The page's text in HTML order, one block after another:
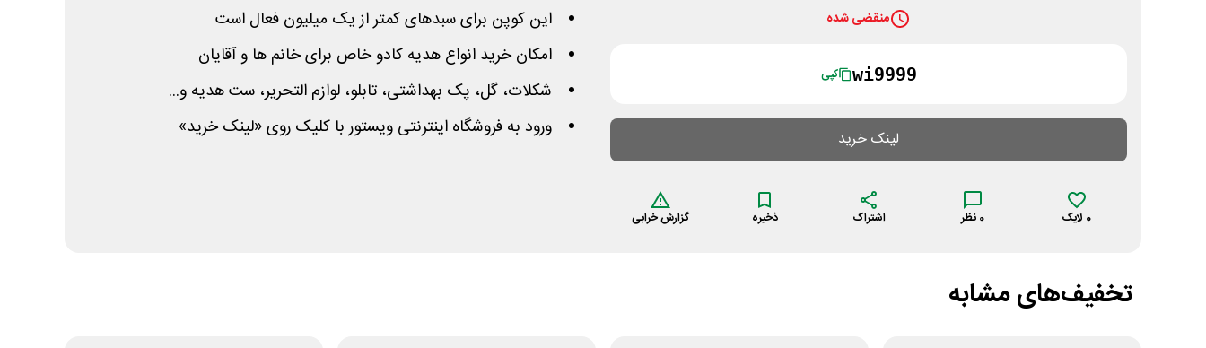
منقضی شده
wi9999 کپی
لینک خرید
0 لایک 0 نظر اشتراک ذخیره گزارش خرابی
این کوپن برای سبدهای کمتر از یک میلیون فعال است
امکان خرید انواع هدیه کادو خاص برای خانم ها و آقایان
شکلات، گل، پک بهداشتی، تابلو، لوازم التحریر، ست هدیه و...
ورود به فروشگاه اینترنتی ویستور با کلیک روی «لینک خرید»
تخفیف‌های مشابه